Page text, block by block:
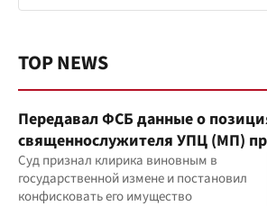
TOP NEWS
Передавал ФСБ данные о
священнослужителя УПЦ (МП)
годам
Суд признал клирика виновным в
государственной измене и постановил
конфисковать его имущество